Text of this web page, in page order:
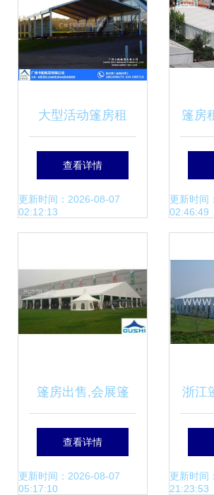
大型活动篷房租
赁，珠海篷房租
赁，卡帕帐篷，卡
动更有型
查看详情
更新时间：2026-08-07
02:12:13
篷房
车
方
更新时间
02:46:49
篷房出售,会展篷
房,篷房搭建
查看详情
更新时间：2026-08-07
05:17:10
浙江
米、
篷房
更新时间
21:23:53